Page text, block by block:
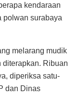
kendaraan
polwan surabaya
melarang mudik
diterapkan. Ribuan
diperiksa satu-
dan Dinas